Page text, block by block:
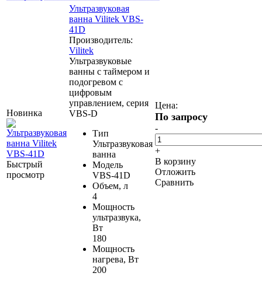
Новинка
Быстрый
просмотр
Ультразвуковая
ванна Vilitek VBS-
41D
Производитель:
Vilitek
Ультразвуковые
ванны с таймером и
подогревом с
цифровым
управлением, серия
VBS-D
Тип
Ультразвуковая
ванна
Модель
VBS-41D
Объем, л
4
Мощность
ультразвука,
Вт
180
Мощность
нагрева, Вт
200
Цена:
По запросу
-
+
В корзину
Отложить
Сравнить